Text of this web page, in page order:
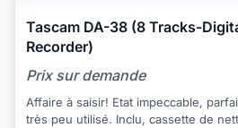
Tascam DA-38 (8 Tracks-
Recorder)
Prix sur demande
Affaire à saisir! Etat impeccable, parfait état de marche et a été
très peu utilisé. Inclu, cassette de nettoyage & qques